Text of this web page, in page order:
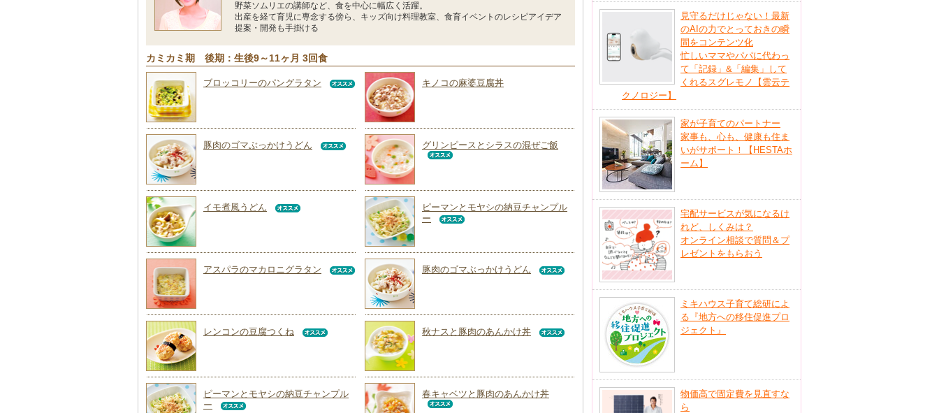
野菜ソムリエの講師など、食を中心に幅広く活躍。
出産を経て育児に専念する傍ら、キッズ向け料理教室、食育イベントのレシピアイデア
提案・開発も手掛ける
カミカミ期 後期：生後9～11ヶ月 3回食
ブロッコリーのパングラタン キノコの麻婆豆腐丼
豚肉のゴマぶっかけうどん グリンピースとシラスの混ぜご飯
イモ煮風うどん
ピーマンとモヤシの納豆チャンプル
ー
アスパラのマカロニグラタン 豚肉のゴマぶっかけうどん
レンコンの豆腐つくね 秋ナスと豚肉のあんかけ丼
ピーマンとモヤシの納豆チャンプル
ー
春キャベツと豚肉のあんかけ丼
見守るだけじゃない！最新
のAIの力でとっておきの瞬
間をコンテンツ化
忙しいママやパパに代わっ
て「記録」&「編集」して
くれるスグレモノ【雲云テ
クノロジー】
家が子育てのパートナー
家事も、心も、健康も住ま
いがサポート！【HESTAホ
ーム】
宅配サービスが気になるけ
れど、しくみは？
オンライン相談で質問＆プ
レゼントをもらおう
ミキハウス子育て総研によ
る『地方への移住促進プロ
ジェクト』
物価高で固定費を見直すな
ら